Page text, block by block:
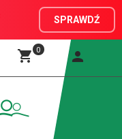
SPRAWDŹ
0